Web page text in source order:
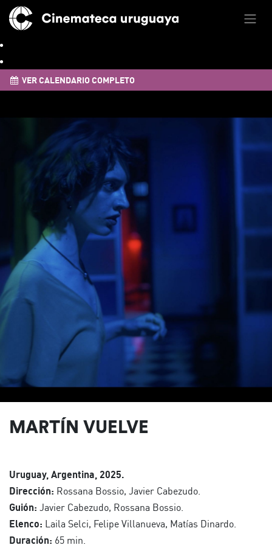
VER CALENDARIO COMPLETO
MARTÍN VUELVE
Uruguay, Argentina, 2025.
Dirección: Rossana Bossio, Javier Cabezudo.
Guión: Javier Cabezudo, Rossana Bossio.
Elenco: Laila Selci, Felipe Villanueva, Matías Dinardo.
Duración: 65 min.